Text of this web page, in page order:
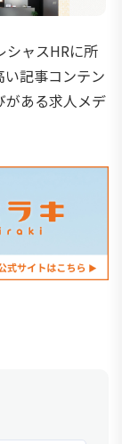
シャスHRに所
記事コンテン
がある求人メデ